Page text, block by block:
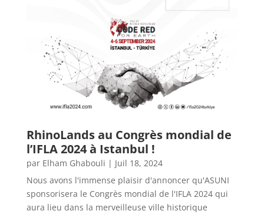
RhinoLands au Congrès mondial de
l’IFLA 2024 à Istanbul !
par Elham Ghabouli | Juil 18, 2024
Nous avons l'immense plaisir d'annoncer qu'ASUNI
sponsorisera le Congrès mondial de l'IFLA 2024 qui
aura lieu dans la merveilleuse ville historique